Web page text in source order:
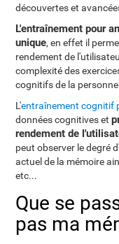
découvertes et
L'entraînement pour
unique, en effet il
rendement de
complexité des
cognitifs de la
L'entraînement cognitif
données cognitives et
rendement de
peut observer le degré
actuel de la mémoire
etc...
Que se
pas ma